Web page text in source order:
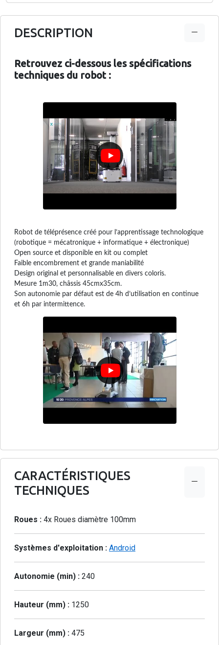
DESCRIPTION
Retrouvez ci-dessous les spécifications
techniques du robot :
Robot de téléprésence créé pour l’apprentissage technologique
(robotique = mécatronique + informatique + électronique)
Open source et disponible en kit ou complet
Faible encombrement et grande maniabilité
Design original et personnalisable en divers coloris.
Mesure 1m30, châssis 45cmx35cm.
Son autonomie par défaut est de 4h d’utilisation en continue
et 6h par intermittence.
CARACTÉRISTIQUES
TECHNIQUES
Roues : 4x Roues diamètre 100mm
Systèmes d'exploitation : Android
Autonomie (min) : 240
Hauteur (mm) : 1250
Largeur (mm) : 475